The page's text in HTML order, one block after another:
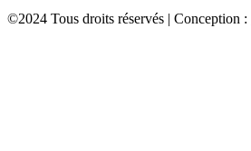
©2024 Tous droits réservés | Conception :